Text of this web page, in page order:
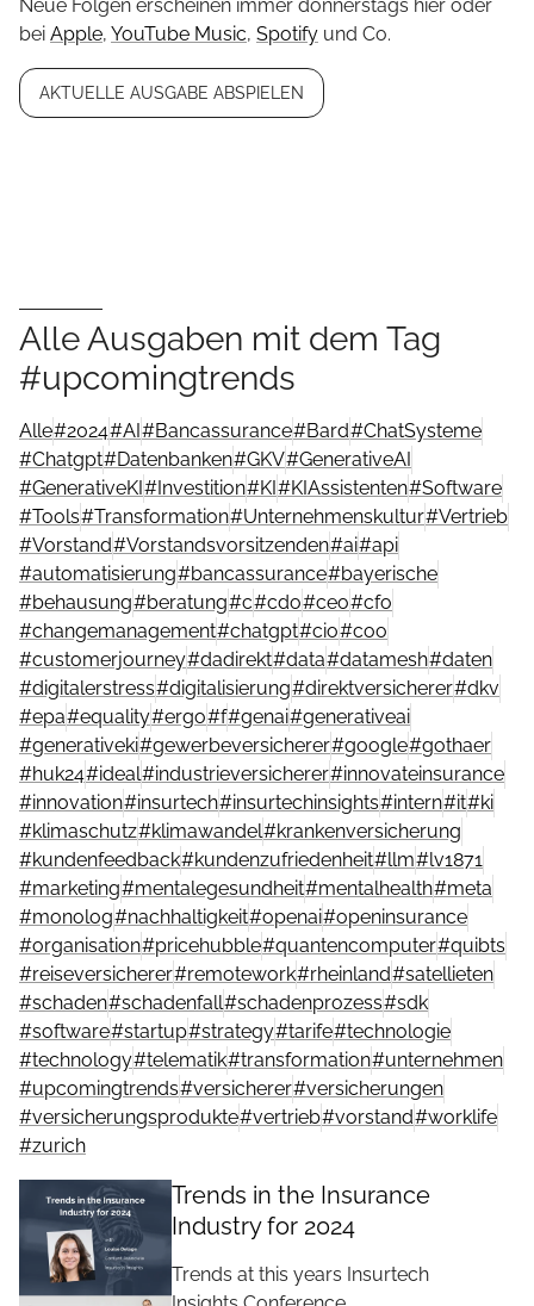
Neue Folgen erscheinen immer donnerstags hier oder
bei Apple, YouTube Music, Spotify und Co.
AKTUELLE AUSGABE ABSPIELEN
Alle Ausgaben mit dem Tag
#upcomingtrends
Alle#2024#AI #Bancassurance#Bard#ChatSysteme
#Chatgpt#Datenbanken#GKV#GenerativeAI
#GenerativeKI # Investition#KI #KIAssistenten#Software
#Tools#Transformation#Unternehmenskultur#Vertrieb
#Vorstand#Vorstandsvorsitzenden#ai#api
#automatisierung#bancassurance#bayerische
#behausung#beratung#c#cdo#ceo#cfo
#changemanagement#chatgpt#cio#coo
#customerjourney#dadirekt#data#datamesh#daten
#digitalerstress#digitalisierung#direktversicherer#dkv
#epa#equality#ergo#f#genai#generativeai
#generativeki#gewerbeversicherer#google#gothaer
#huk24#ideal#industrieversicherer#innovateinsurance
#innovation#insurtech#insurtechinsights#intern#it#ki
#klimaschutz#klimawandel#krankenversicherung
#kundenfeedback#kundenzufriedenheit#llm#lv1871
#marketing#mentalegesundheit#mentalhealth#meta
#monolog#nachhaltigkeit#openai#openinsurance
#organisation#pricehubble#quantencomputer#quibts
#reiseversicherer#remotework#rheinland#satellieten
#schaden#schadenfall#schadenprozess#sdk
#software#startup#strategy#tarife#technologie
#technology#telematik#transformation#unternehmen
#upcomingtrends#versicherer#versicherungen
#versicherungsprodukte#vertrieb#vorstand#worklife
#zurich
Trends in the Insurance
Industry for 2024
Trends at this years Insurtech